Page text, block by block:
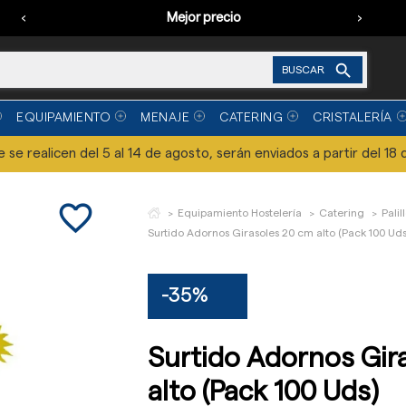
Mejor precio
‹ ›
BUSCAR 
EQUIPAMIENTO MENAJE CATERING CRISTALERÍA
se realicen del 5 al 14 de agosto, serán enviados a partir del
favorite_border Equipamiento Hostelería Catering
Surtido Adornos Girasoles 20 cm alto (Pack 100
-35%
Surtido Adornos
alto (Pack 100 Uds)